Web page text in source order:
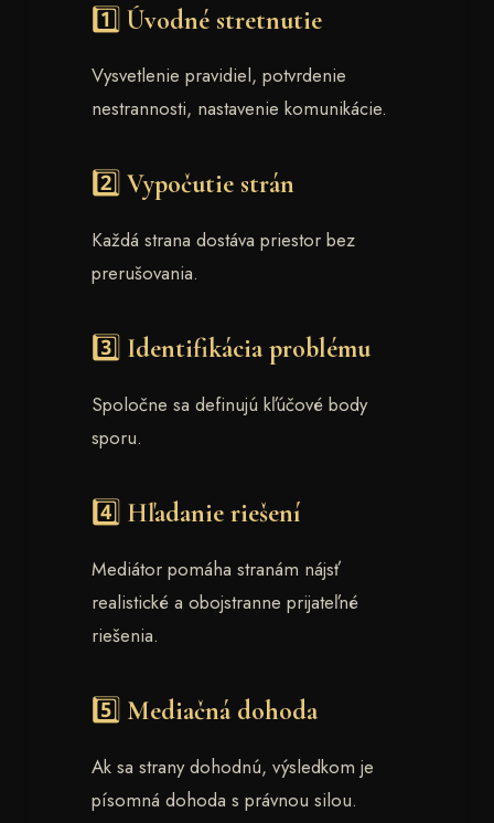
1️⃣ Úvodné stretnutie
Vysvetlenie pravidiel, potvrdenie
nestrannosti, nastavenie komunikácie.
2️⃣ Vypočutie strán
Každá strana dostáva priestor bez
prerušovania.
3️⃣ Identifikácia problému
Spoločne sa definujú kľúčové body
sporu.
4️⃣ Hľadanie riešení
Mediátor pomáha stranám nájsť
realistické a obojstranne prijateľné
riešenia.
5️⃣ Mediačná dohoda
Ak sa strany dohodnú, výsledkom je
písomná dohoda s právnou silou.